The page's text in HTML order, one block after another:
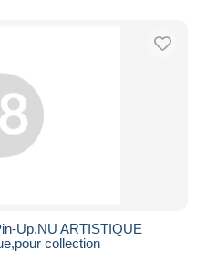
Up,NU ARTISTIQUE
collection